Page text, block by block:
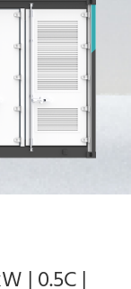
| 0.5C |